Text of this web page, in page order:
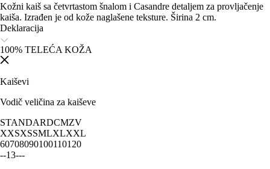
Kožni kaiš sa četvrtastom šnalom i Casandre detaljem za provljačenje
kaiša. Izrađen je od kože naglašene teksture. Širina 2 cm.
Deklaracija
100% TELEĆA KOŽA
Kaiševi
Vodič veličina za kaiševe
STANDARDCMZV
XXSXSSMLXLXXL
60708090100110120
--13---